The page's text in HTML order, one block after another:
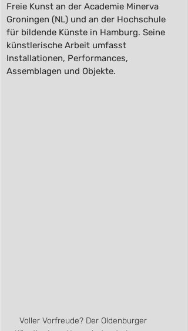
Freie Kunst an der Academie Minerva
Groningen (NL) und an der Hochschule
für bildende Künste in Hamburg. Seine
künstlerische Arbeit umfasst
Installationen, Performances,
Assemblagen und Objekte.
Voller Vorfreude? Der Oldenburger